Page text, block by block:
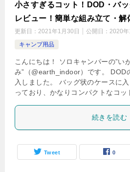
小さすぎるコット！DOD・バ
レビュー！簡単な組み立て・解
更新日： 2021年1月30日 公開日： 2020年
キャンプ用品
こんにちは！ ソロキャンパーの”い
み”（@earth_indoor）です。 DOD
入しました。 バッグ状のケースに
っており、かなりコンパクトなコ
続きを読む
Tweet 0